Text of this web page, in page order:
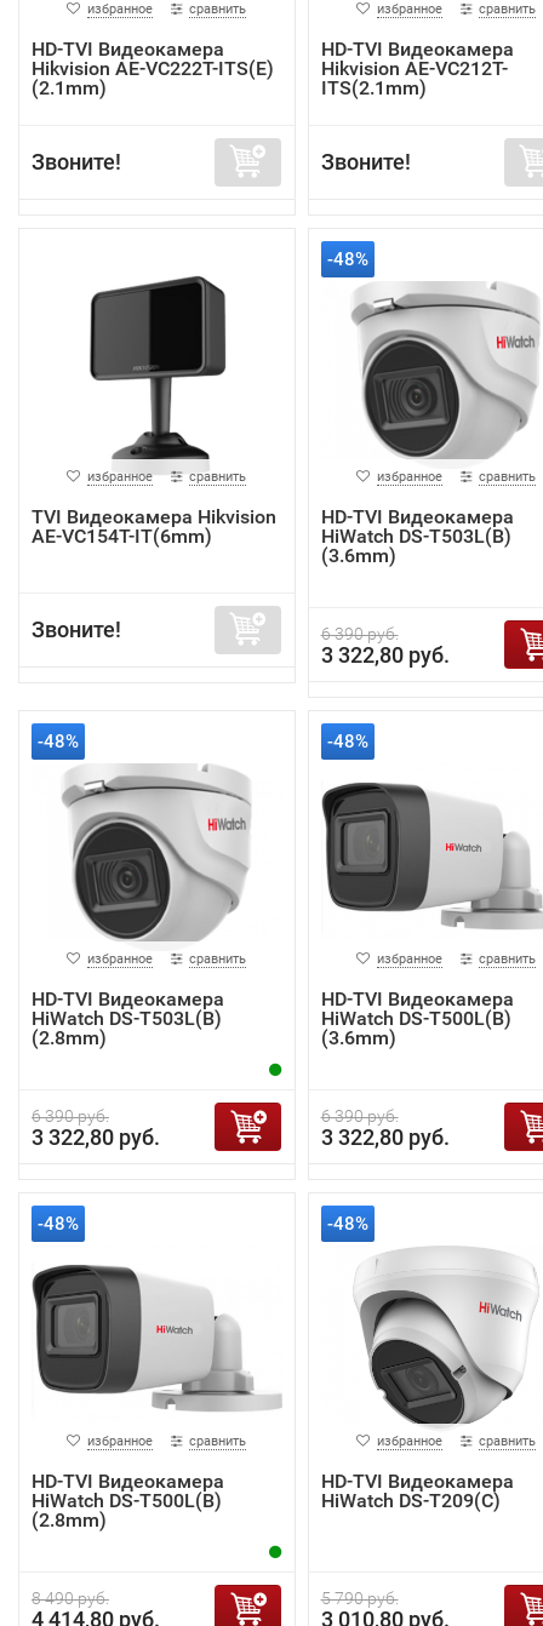
избранное сравнить
HD-TVI Видеокамера
Hikvision AE-VC222T-ITS(E)
(2.1mm)
Звоните!
избранное сравнить
HD-TVI Видеокамера
Hikvision AE-VC212T-
ITS(2.1mm)
Звоните!
избранное сравнить
TVI Видеокамера Hikvision
AE-VC154T-IT(6mm)
Звоните!
-48%
избранное сравнить
HD-TVI Видеокамера
HiWatch DS-T503L(B)
(3.6mm)
6 390 руб.
3 322,80 руб.
-48%
избранное сравнить
HD-TVI Видеокамера
HiWatch DS-T503L(B)
(2.8mm)
6 390 руб.
3 322,80 руб.
-48%
избранное сравнить
HD-TVI Видеокамера
HiWatch DS-T500L(B)
(3.6mm)
6 390 руб.
3 322,80 руб.
-48%
избранное сравнить
HD-TVI Видеокамера
HiWatch DS-T500L(B)
(2.8mm)
8 490 руб.
4 414,80 руб.
-48%
избранное сравнить
HD-TVI Видеокамера
HiWatch DS-T209(С)
5 790 руб.
3 010,80 руб.